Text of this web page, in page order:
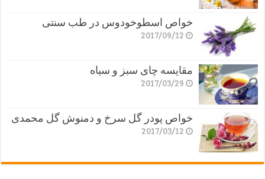
خواص اسطوخودوس در طب سنتی
2017/09/12
مقایسه چای سبز و سیاه
2017/03/29
خواص پودر گل سرخ و دمنوش گل محمدی
2017/03/12